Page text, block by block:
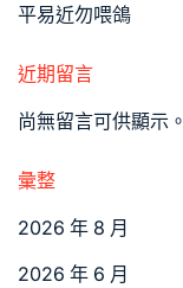
平易近勿喂鴿
近期留言
尚無留言可供顯示。
彙整
2026 年 8 月
2026 年 6 月